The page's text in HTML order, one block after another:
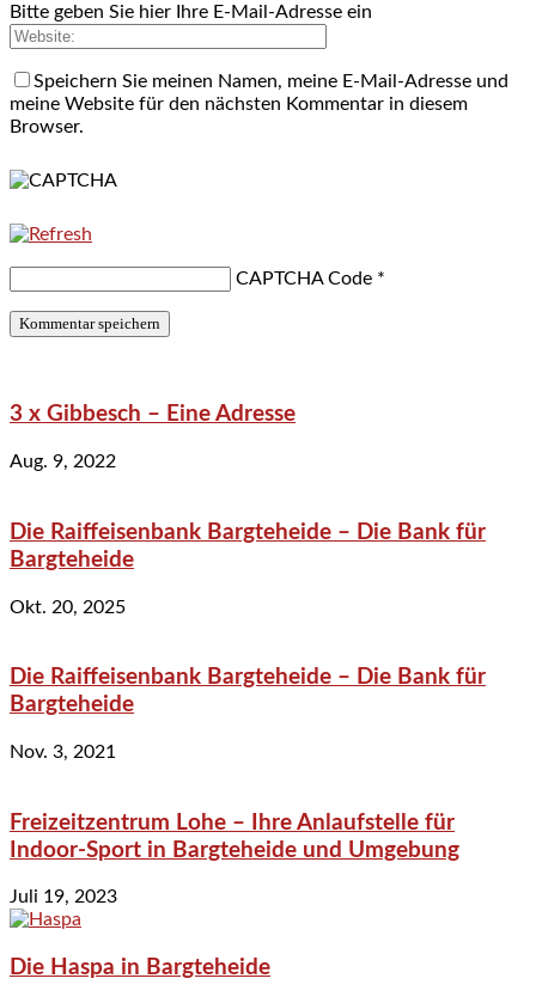
Bitte geben Sie hier Ihre E-Mail-Adresse ein
Speichern Sie meinen Namen, meine E-Mail-Adresse und
meine Website für den nächsten Kommentar in diesem
Browser.
CAPTCHA Code *
3 x Gibbesch – Eine Adresse
Aug. 9, 2022
Die Raiffeisenbank Bargteheide – Die Bank für
Bargteheide
Okt. 20, 2025
Die Raiffeisenbank Bargteheide – Die Bank für
Bargteheide
Nov. 3, 2021
Freizeitzentrum Lohe – Ihre Anlaufstelle für
Indoor-Sport in Bargteheide und Umgebung
Juli 19, 2023
Die Haspa in Bargteheide